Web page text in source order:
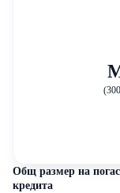
Общ размер на
кредита